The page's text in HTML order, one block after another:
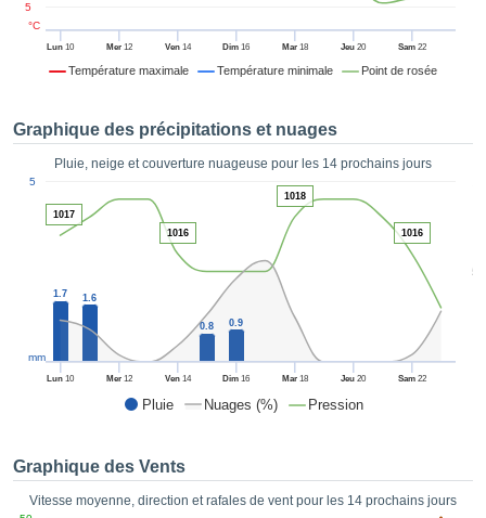
les
des
par le
de
sur
ACCEPTER
CONTINUER
Température maximale Température minimale Point de rosée
Lun 10 Mer12 Ven14 Dim 16 Mar18 Jeu 20 Sam22
5
°C
Graphique des précipitations et nuages
Pluie, neige et couverture nuageuse pour les 14 prochains jours
Pluie Nuages (%) Pression
50
Lun 10 Mer12 Ven14 Dim 16 Mar18 Jeu 20 Sam22
5
mm
1.7 1.6
0.8 0.9
1017
1016
1018
1016
Graphique des Vents
Vitesse moyenne, direction et rafales de vent pour les 14 prochains jours